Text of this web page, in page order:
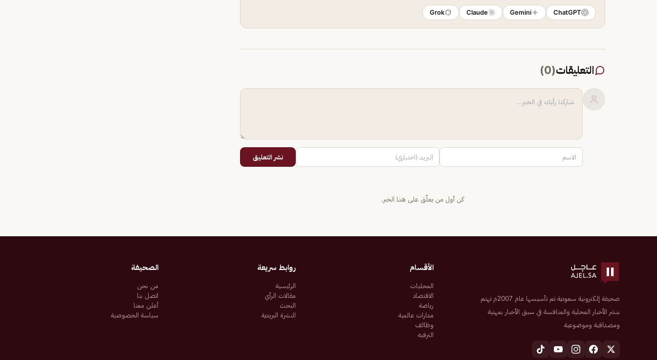
ChatGPT
Gemini
Claude
Grok
التعليقات(
0
)
نشر التعليق
كن أول من يعلّق على هذا الخبر.
صحيفة إلكترونية سعودية تم تأسيسها عام 2007م تهتم
بنشر الأخبار المحلية والمنافسة في سبق الأخبار بمهنية
ومصداقية وموضوعية
الأقسام
المحليات
الاقتصاد
رياضة
مدارات عالمية
وظائف
الترفيه
روابط سريعة
الرئيسية
مقالات الرأي
البحث
النشرة البريدية
الصحيفة
من نحن
اتصل بنا
أعلن معنا
سياسة الخصوصية